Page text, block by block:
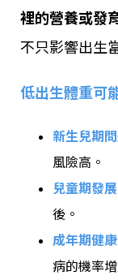
裡的營養或發
不只影響出生
低出生體重可
新生兒期
風險高。
兒童期發
後。
成年期健
病的機率增